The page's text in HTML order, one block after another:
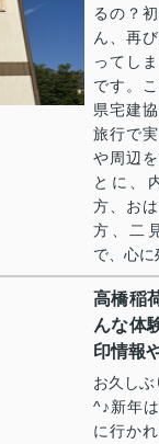
るの？
ん、再
ってし
です。
県宅建
旅行で
や周辺
とに、
方、お
方、二
で、心
高橋稲
んな体
印情報
お久し
^♪新年
に行か